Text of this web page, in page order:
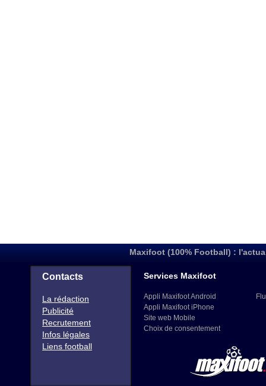
Maxifoot (100% Football) :
Contacts
La rédaction
Publicité
Recrutement
Infos légales
Liens football
Services Maxifoot
Appli Maxifoot Android
Appli Maxifoot iPhone
Site web Mobile
Choix de consentement